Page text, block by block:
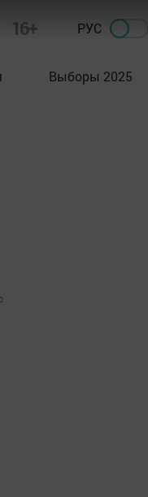
16+ РУС
Выборы 2025